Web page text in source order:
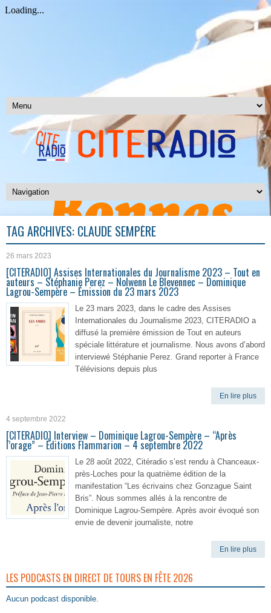
TAG ARCHIVES: CLAUDE SEMPÈRE
26 mars 2023
[CITERADIO] Assises Internationales du Journalisme 2023 – Tout en
auteurs – Stéphanie Perez – Nolwenn Le Blevennec – Dominique
Lagrou-Sempère – Émission du 23 mars 2023
Le 23 mars 2023, dans le cadre des Assises
Internationales du Journalisme 2023, CITERADIO a
diffusé la première émission de Tout en auteurs
spéciale littérature et journalisme. Nous avons d’abord
interviewé Stéphanie Perez. Grand reporter à France
Télévisions depuis plus
En lire plus
4 septembre 2022
[CITERADIO] Interview – Dominique Lagrou-Sempère – “Après
l’orage” – Éditions Flammarion – 4 septembre 2022
Le 28 août 2022, Citéradio s’est rendu à Chanceaux-
près-Loches pour la quatrième édition de la
manifestation “Les écrivains chez Gonzague Saint
Bris”. Nous sommes allés à la rencontre de
Dominique Lagrou-Sempère. Après avoir évoqué son
envie de devenir journaliste, notre
En lire plus
LES PODCASTS EN DIRECT DE TOURS EN FÊTE 2026
Aucun podcast disponible.